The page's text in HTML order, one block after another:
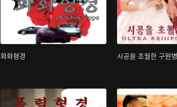
화화형경 시공을 초월한 구원병